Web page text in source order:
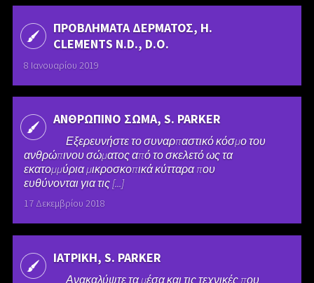
ΠΡΟΒΛΗΜΑΤΑ ΔΕΡΜΑΤΟΣ, H.
CLEMENTS N.D., D.O.
8 Ιανουαρίου 2019
ΑΝΘΡΩΠΙΝΟ ΣΩΜΑ, S. PARKER
Εξερευνήστε το συναρπαστικό κόσμο του
ανθρώπινου σώματος από το σκελετό ως τα
εκατομμύρια μικροσκοπικά κύτταρα που
ευθύνονται για τις [...]
17 Δεκεμβρίου 2018
ΙΑΤΡΙΚΗ, S. PARKER
Ανακαλύψτε τα μέσα και τις τεχνικές που